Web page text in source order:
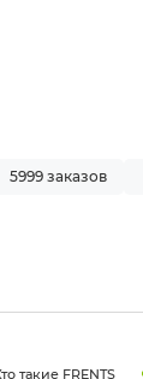
5999 заказов
такие FRENTS